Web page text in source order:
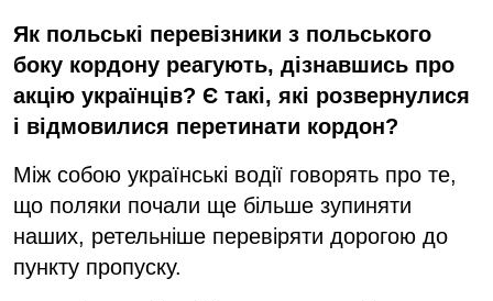
Як польські перевізники з польського
боку кордону реагують, дізнавшись про
акцію українців? Є такі, які розвернулися
і відмовилися перетинати кордон?
Між собою українські водії говорять про те,
що поляки почали ще більше зупиняти
наших, ретельніше перевіряти дорогою до
пункту пропуску.